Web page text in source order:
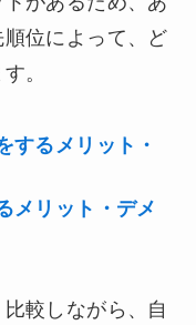
位によって、ど
。
するメリット・
メリット・デメ
較しながら、自